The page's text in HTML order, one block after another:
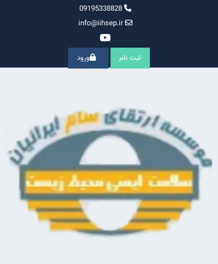
09195338828
info@iihsep.ir
ثبت نام ورود